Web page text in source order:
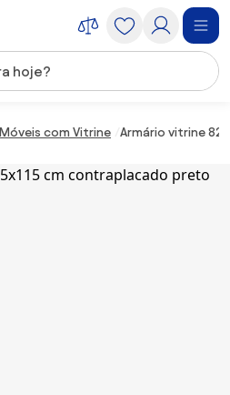
Móveis com Vitrine Armário vitrine